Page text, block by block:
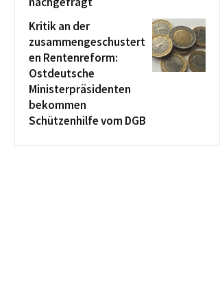
Kritik an der
zusammengeschustert
en Rentenreform:
Ostdeutsche
Ministerpräsidenten
bekommen
Schützenhilfe vom DGB